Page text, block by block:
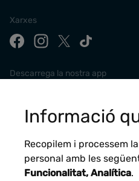
Xarxes
Descarrega la nostra app
Informació
Recopilem i processem
personal amb les
Funcionalitat, Analítica.